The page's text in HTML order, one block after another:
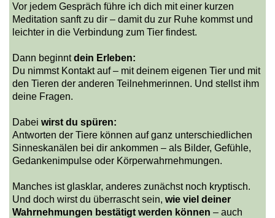
Vor jedem Gespräch führe ich dich mit einer kurzen
Meditation sanft zu dir – damit du zur Ruhe kommst und
leichter in die Verbindung zum Tier findest.
Dann beginntdein Erleben:
Du nimmst Kontakt auf – mit deinem eigenen Tier und mit
den Tieren der anderen Teilnehmerinnen. Und stellst ihm
deine Fragen.
Dabei wirst du spüren:
Antworten der Tiere können auf ganz unterschiedlichen
Sinneskanälen bei dir ankommen – als Bilder, Gefühle,
Gedankenimpulse oder Körperwahrnehmungen.
Manches ist glasklar, anderes zunächst noch kryptisch.
Und doch wirst du überrascht sein, wie viel deiner
Wahrnehmungen bestätigt werden können – auch